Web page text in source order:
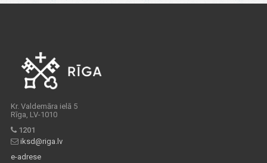
Kr. Valdemāra ielā 5
Rīga, LV-1010
1201
iksd@riga.lv
e-adrese